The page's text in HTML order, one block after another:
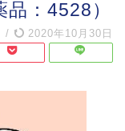
：4528）
/ 2020年10月30日